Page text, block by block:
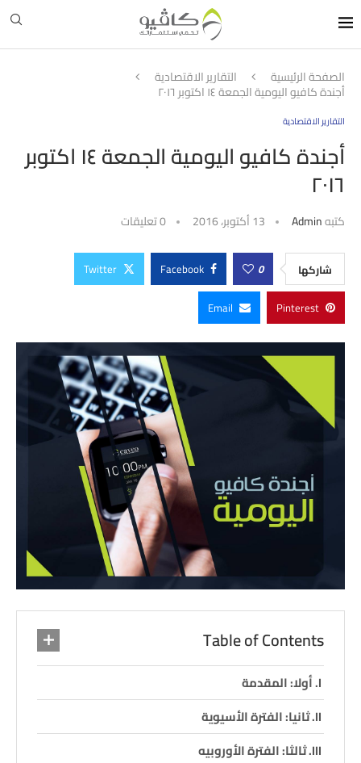
الصفحة الرئيسية التقارير الاقتصادية
أجندة كافيو اليومية الجمعة ١٤ اكتوبر ٢٠١٦
التقارير الاقتصادية
أجندة كافيو اليومية الجمعة ١٤ اكتوبر
٢٠١٦
كتبهAdmin 13 أكتوبر، 2016 0 تعليقات
شاركها 0
Facebook
Twitter
Pinterest
Email
Table of Contents
أولا: المقدمة
ثانيا: الفترة الأسيوية
ثالثا: الفترة الأوروبيه